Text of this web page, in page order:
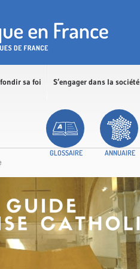
sa foi S’engager dans la société
GLOSSAIRE ANNUAIRE